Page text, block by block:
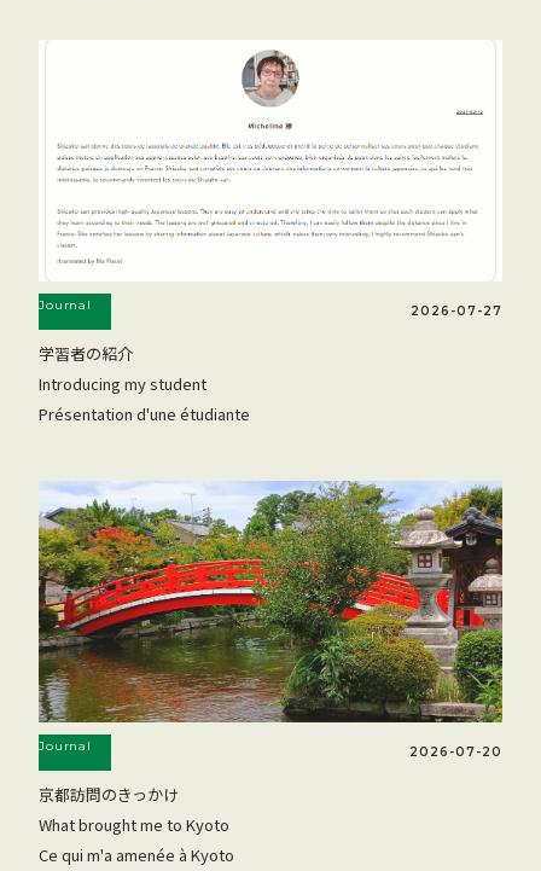
Journal 2026-07-27
学習者の紹介
Introducing my student
Présentation d'une étudiante
Journal 2026-07-20
京都訪問のきっかけ
What brought me to Kyoto
Ce qui m'a amenée à Kyoto